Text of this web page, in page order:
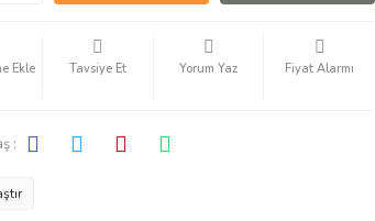
Tavsiye Et Yorum Yaz Fiyat Alarmı
: